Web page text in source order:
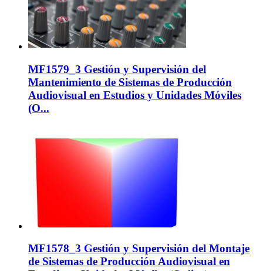
MF1579_3 Gestión y Supervisión del
Mantenimiento de Sistemas de Producción
Audiovisual en Estudios y Unidades Móviles
(O...
MF1578_3 Gestión y Supervisión del Montaje
de Sistemas de Producción Audiovisual en